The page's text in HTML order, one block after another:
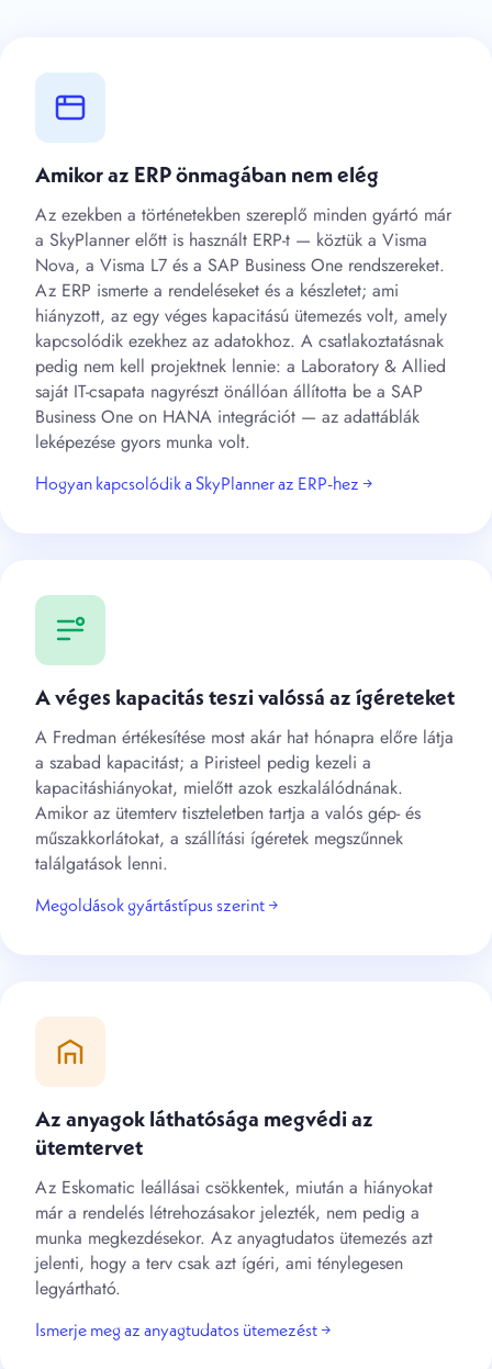
Amikor az ERP önmagában nem elég
Az ezekben a történetekben szereplő minden gyártó már
a SkyPlanner előtt is használt ERP-t — köztük a Visma
Nova, a Visma L7 és a SAP Business One rendszereket.
Az ERP ismerte a rendeléseket és a készletet; ami
hiányzott, az egy véges kapacitású ütemezés volt, amely
kapcsolódik ezekhez az adatokhoz. A csatlakoztatásnak
pedig nem kell projektnek lennie: a Laboratory & Allied
saját IT-csapata nagyrészt önállóan állította be a SAP
Business One on HANA integrációt — az adattáblák
leképezése gyors munka volt.
Hogyan kapcsolódik a SkyPlanner az ERP-hez →
A véges kapacitás teszi valóssá az ígéreteket
A Fredman értékesítése most akár hat hónapra előre látja
a szabad kapacitást; a Piristeel pedig kezeli a
kapacitáshiányokat, mielőtt azok eszkalálódnának.
Amikor az ütemterv tiszteletben tartja a valós gép- és
műszakkorlátokat, a szállítási ígéretek megszűnnek
találgatások lenni.
Megoldások gyártástípus szerint →
Az anyagok láthatósága megvédi az
ütemtervet
Az Eskomatic leállásai csökkentek, miután a hiányokat
már a rendelés létrehozásakor jelezték, nem pedig a
munka megkezdésekor. Az anyagtudatos ütemezés azt
jelenti, hogy a terv csak azt ígéri, ami ténylegesen
legyártható.
Ismerje meg az anyagtudatos ütemezést →